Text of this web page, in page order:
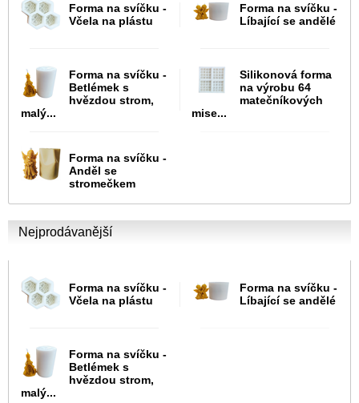
Forma na svíčku -
Včela na plástu
Forma na svíčku -
Líbající se andělé
Forma na svíčku -
Betlémek s
hvězdou strom,
malý...
Silikonová forma
na výrobu 64
matečníkových
mise...
Forma na svíčku -
Anděl se
stromečkem
Nejprodávanější
Forma na svíčku -
Včela na plástu
Forma na svíčku -
Líbající se andělé
Forma na svíčku -
Betlémek s
hvězdou strom,
malý...